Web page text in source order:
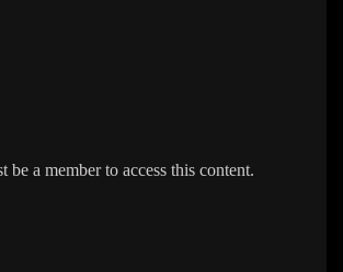
be a member to access this content.